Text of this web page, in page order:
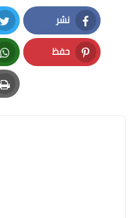
نشر
Facebook
حفظ
Pinterest